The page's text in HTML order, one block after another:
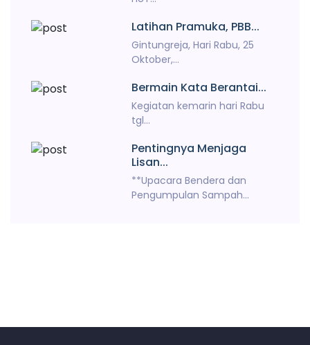
Latihan Pramuka, PBB...
Gintungreja, Hari Rabu, 25
Oktober,...
Bermain Kata Berantai...
Kegiatan kemarin hari Rabu
tgl...
Pentingnya Menjaga
Lisan...
**Upacara Bendera dan
Pengumpulan Sampah...